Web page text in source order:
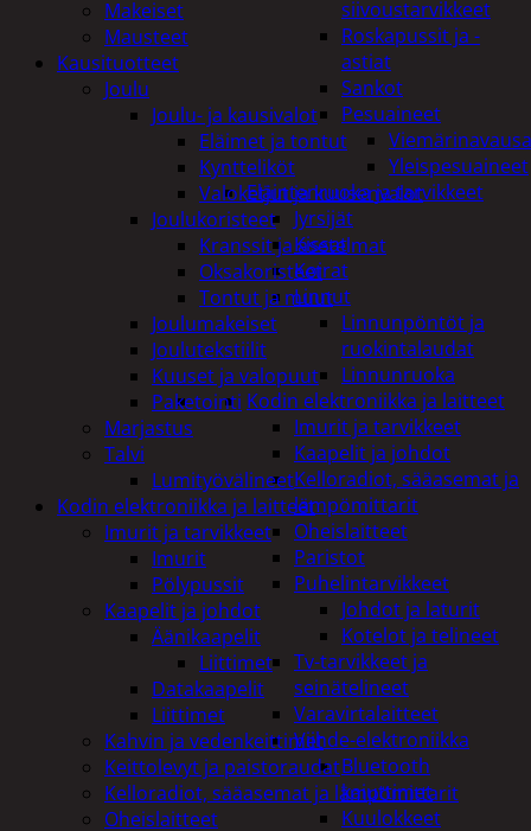
siivoustarvikkeet
Roskapussit ja -
astiat
Sankot
Pesuaineet
Yleispesuaineet
Eläintenruoka ja tarvikkeet
Jyrsijät
Kissat
Koirat
Linnut
Linnunpöntöt ja
ruokintalaudat
Linnunruoka
Kodin elektroniikka ja laitteet
Imurit ja tarvikkeet
Kaapelit ja johdot
Kelloradiot, sääasemat ja
lämpömittarit
Oheislaitteet
Paristot
Puhelintarvikkeet
Johdot ja laturit
Kotelot ja telineet
Tv-tarvikkeet ja
seinätelineet
Varavirtalaitteet
Viihde-elektroniikka
Bluetooth
kaiuttimet
Kuulokkeet
Makeiset
Mausteet
Kausituotteet
Joulu
Joulu- ja kausivalot
Eläimet ja tontut
Kyntteliköt
Valoketjut ja kuusenvalot
Joulukoristeet
Kranssit ja asetelmat
Oksakoristeet
Tontut ja muut
Joulumakeiset
Joulutekstiilit
Kuuset ja valopuut
Paketointi
Marjastus
Talvi
Lumityövälineet
Kodin elektroniikka ja laitteet
Imurit ja tarvikkeet
Imurit
Pölypussit
Kaapelit ja johdot
Äänikaapelit
Liittimet
Datakaapelit
Liittimet
Kahvin ja vedenkeittimet
Keittolevyt ja paistoraudat
Kelloradiot, sääasemat ja lämpömittarit
Oheislaitteet